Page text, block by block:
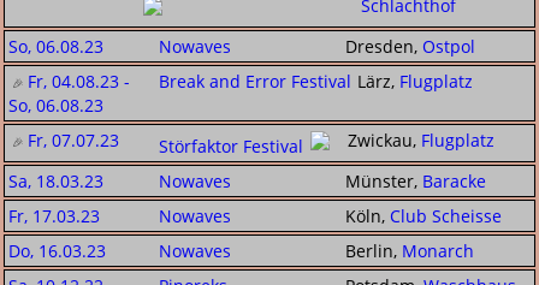
Schlachthof
So, 06.08.23
Nowaves Dresden, Ostpol
Fr, 04.08.23 -
So, 06.08.23
Break and Error Festival Lärz, Flugplatz
Fr, 07.07.23 Störfaktor Festival Zwickau, Flugplatz
Sa, 18.03.23
Nowaves Münster, Baracke
Fr, 17.03.23
Nowaves Köln, Club Scheisse
Do, 16.03.23
Nowaves Berlin, Monarch